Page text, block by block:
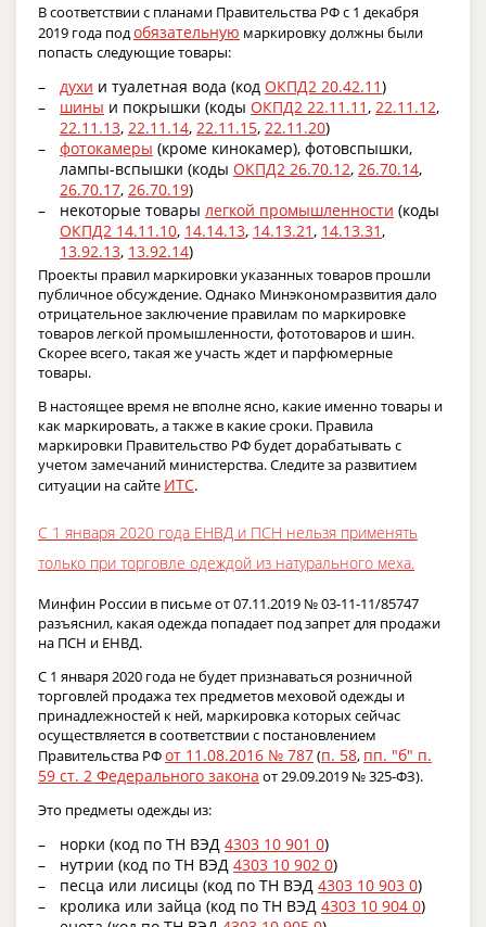
В соответствии с планами Правительства РФ с 1 декабря
2019 года подобязательную маркировку должны были
попасть следующие товары:
духи и туалетная вода (код ОКПД2 20.42.11)
шины и покрышки (коды ОКПД2 22.11.11 , 22.11.12,
22.11.13, 22.11.14, 22.11.15, 22.11.20)
фотокамеры (кроме кинокамер), фотовспышки,
лампы-вспышки (коды ОКПД2 26.70.12, 26.70.14,
26.70.17, 26.70.19)
некоторые товары легкой промышленности (коды
ОКПД2 14.11.10, 14.14.13, 14.13.21 , 14.13.31 ,
13.92.13, 13.92.14)
Проекты правил маркировки указанных товаров прошли
публичное обсуждение. Однако Минэкономразвития дало
отрицательное заключение правилам по маркировке
товаров легкой промышленности, фототоваров и шин.
Скорее всего, такая же участь ждет и парфюмерные
товары.
В настоящее время не вполне ясно, какие именно товары и
как маркировать, а также в какие сроки. Правила
маркировки Правительство РФ будет дорабатывать с
учетом замечаний министерства. Следите за развитием
ситуации на сайте ИТС.
С 1 января 2020 года ЕНВД и ПСН нельзя применять
только при торговле одеждой из натурального меха.
Минфин России в письме от 07.11.2019 № 03-11-11/85747
разъяснил, какая одежда попадает под запрет для продажи
на ПСН и ЕНВД.
С 1 января 2020 года не будет признаваться розничной
торговлей продажа тех предметов меховой одежды и
принадлежностей к ней, маркировка которых сейчас
осуществляется в соответствии с постановлением
Правительства РФот 11.08.2016 № 787(п. 58, пп. "б" п.
59 ст. 2 Федерального закона от 29.09.2019 № 325-ФЗ).
Это предметы одежды из:
норки (код по ТН ВЭД 4303 10 901 0)
нутрии (код по ТН ВЭД 4303 10 902 0)
песца или лисицы (код по ТН ВЭД 4303 10 903 0)
кролика или зайца (код по ТН ВЭД 4303 10 904 0)